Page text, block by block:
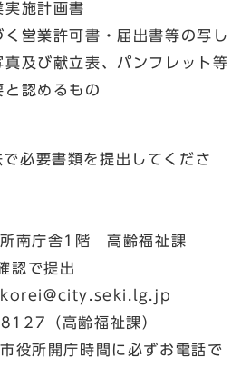
施計画書
営業許可書・届出書等の写し
及び献立表、パンフレット等
認めるもの
必要書類を提出してくださ
南庁舎1階 高齢福祉課
認で提出
korei@city.seki.lg.jp
（高齢福祉課）
役所開庁時間に必ずお電話で